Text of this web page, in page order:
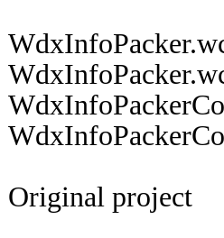
Original project